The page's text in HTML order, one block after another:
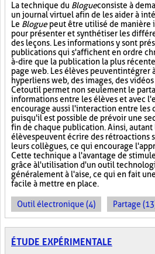
La technique du Blogueconsiste à
un journal virtuel afin de les aider à
Le Bloguepeut être utilisé de manière
pour présenter et synthétiser les
des leçons. Les informations y sont
publications qui s'affichent en ordre
à-dire que la publication la plus
page web. Les élèves peuvent intégrer
hyperliens web, des images, des
Cet outil permet non seulement le
informations entre les élèves et avec
encourage aussi l'interaction entre les
puisqu'il est possible de prévoir une
fin de chaque publication. Ainsi,
élèves peuvent écrire des rétroactions
leurs collègues, ce qui encourage
Cette technique a l'avantage de
grâce à l'utilisation d'un outil
généralement à l'aise, ce qui en fait
facile à mettre en place.
Outil électronique (4) Partage
ÉTUDE EXPÉRIMENTALE